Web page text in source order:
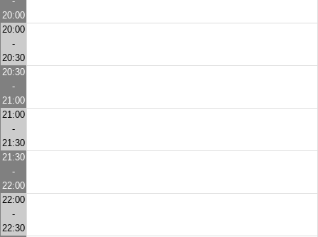
20:00
20:00
-
20:30
20:30
-
21:00
21:00
-
21:30
21:30
-
22:00
22:00
-
22:30